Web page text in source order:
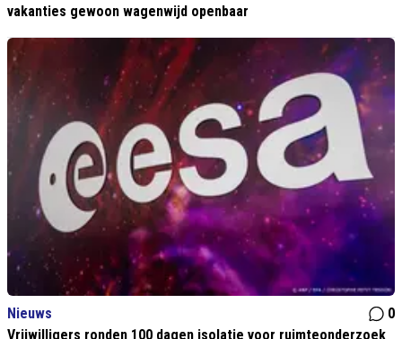
vakanties gewoon wagenwijd openbaar
Nieuws
0
Vrijwilligers ronden 100 dagen isolatie voor ruimteonderzoek